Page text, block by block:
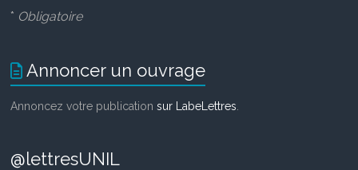
* Obligatoire
Annoncer un ouvrage
Annoncez votre publicationsur LabeLettres
@lettresUNIL